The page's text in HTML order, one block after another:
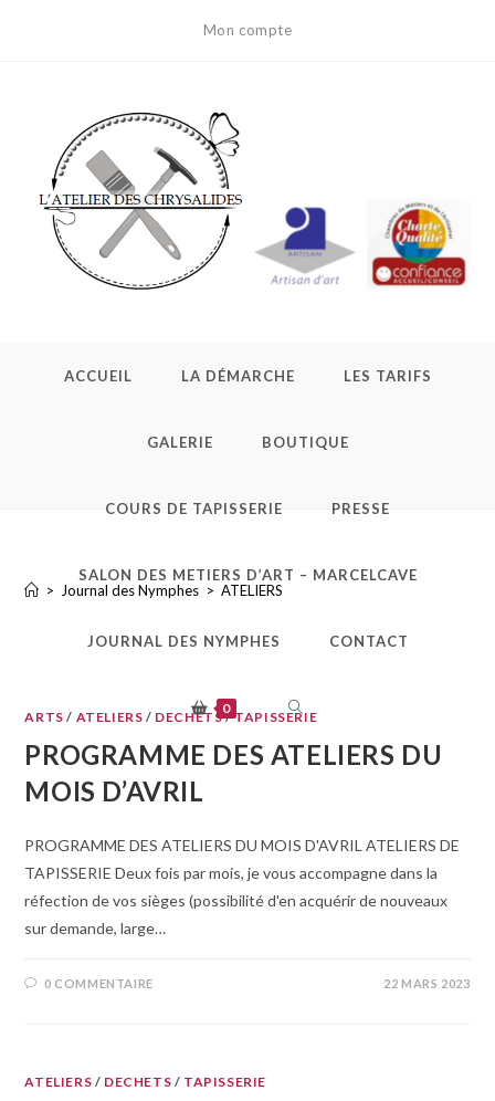
Mon compte
ACCUEIL LA DÉMARCHE LES TARIFS
GALERIE BOUTIQUE
COURS DE TAPISSERIE PRESSE
SALON DES METIERS D’ART – MARCELCAVE
JOURNAL DES NYMPHES CONTACT
0 TOGGLE
SEARCH
> Journal des Nymphes > ATELIERS
ARTS / ATELIERS / DECHETS/TAPISSERIE
PROGRAMME DES ATELIERS DU
MOIS D’AVRIL​
PROGRAMME DES ATELIERS DU MOIS D'AVRIL ATELIERS DE
TAPISSERIE Deux fois par mois, je vous accompagne dans la
réfection de vos sièges (possibilité d'en acquérir de nouveaux
sur demande, large…
0 COMMENTAIRE 22 MARS 2023
ATELIERS / DECHETS / TAPISSERIE